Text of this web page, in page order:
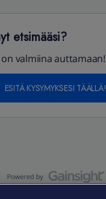
etsimääsi?
valmiina auttamaan!
ESITÄ KYSYMYKSESI TÄÄLLÄ!